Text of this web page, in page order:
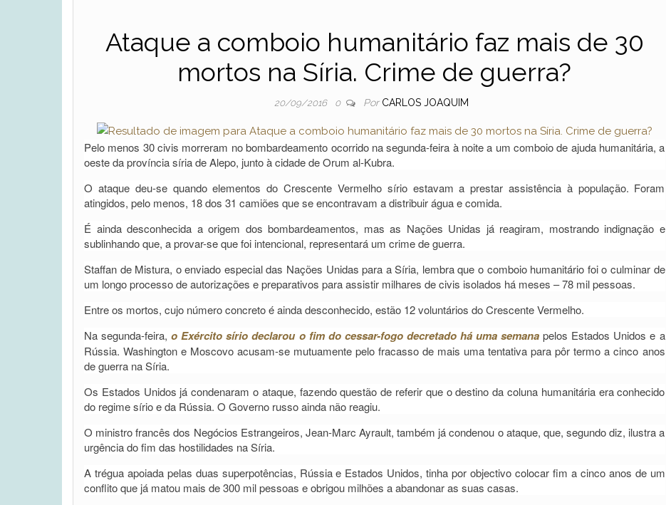
Ataque a comboio humanitário faz mais de 30
mortos na Síria. Crime de guerra?
20/09/2016 0 Por CARLOS JOAQUIM
Pelo menos 30 civis morreram no bombardeamento ocorrido na segunda-feira à noite a um comboio de ajuda humanitária, a
oeste da província síria de Alepo, junto à cidade de Orum al-Kubra.
O ataque deu-se quando elementos do Crescente Vermelho sírio estavam a prestar assistência à população. Foram
atingidos, pelo menos, 18 dos 31 camiões que se encontravam a distribuir água e comida.
É ainda desconhecida a origem dos bombardeamentos, mas as Nações Unidas já reagiram, mostrando indignação e
sublinhando que, a provar-se que foi intencional, representará um crime de guerra.
Staffan de Mistura, o enviado especial das Nações Unidas para a Síria, lembra que o comboio humanitário foi o culminar de
um longo processo de autorizações e preparativos para assistir milhares de civis isolados há meses – 78 mil pessoas.
Entre os mortos, cujo número concreto é ainda desconhecido, estão 12 voluntários do Crescente Vermelho.
Na segunda-feira,o Exército sírio declarou o fim do cessar-fogo decretado há uma semana pelos Estados Unidos e a
Rússia. Washington e Moscovo acusam-se mutuamente pelo fracasso de mais uma tentativa para pôr termo a cinco anos
de guerra na Síria.
Os Estados Unidos já condenaram o ataque, fazendo questão de referir que o destino da coluna humanitária era conhecido
do regime sírio e da Rússia. O Governo russo ainda não reagiu.
O ministro francês dos Negócios Estrangeiros, Jean-Marc Ayrault, também já condenou o ataque, que, segundo diz, ilustra a
urgência do fim das hostilidades na Síria.
A trégua apoiada pelas duas superpotências, Rússia e Estados Unidos, tinha por objectivo colocar fim a cinco anos de um
conflito que já matou mais de 300 mil pessoas e obrigou milhões a abandonar as suas casas.